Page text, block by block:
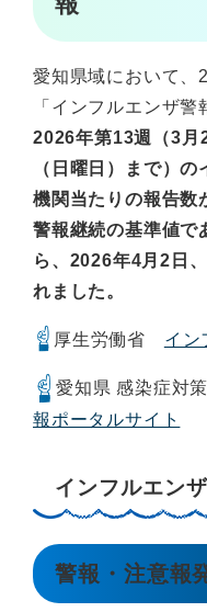
愛知県域において、
「インフルエンザ警
2026年第13週（3月
（日曜日）まで）
機関当たりの報告数
警報継続の基準値で
ら、2026年4月2日
れました。
厚生労働省 イン
愛知県 感染症対
報ポータルサイト
インフルエン
警報・注意報